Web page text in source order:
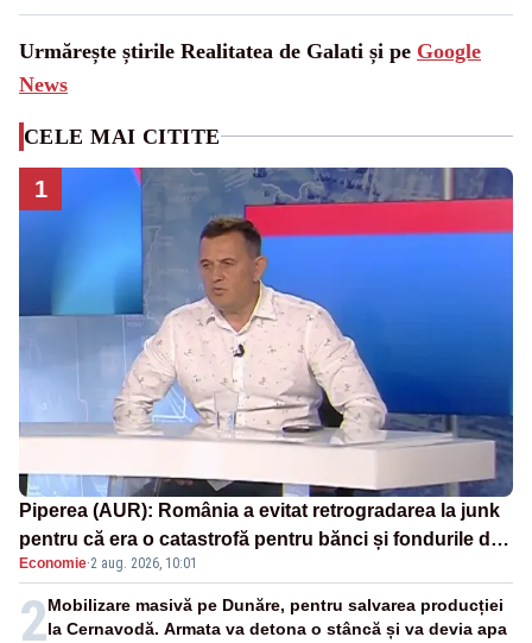
Urmărește știrile Realitatea de Galati și pe Google
News
CELE MAI CITITE
1
Piperea (AUR): România a evitat retrogradarea la junk
pentru că era o catastrofă pentru bănci și fondurile de
pensii
Economie·2 aug. 2026, 10:01
2Mobilizare masivă pe Dunăre, pentru salvarea producției
la Cernavodă. Armata va detona o stâncă și va devia apa